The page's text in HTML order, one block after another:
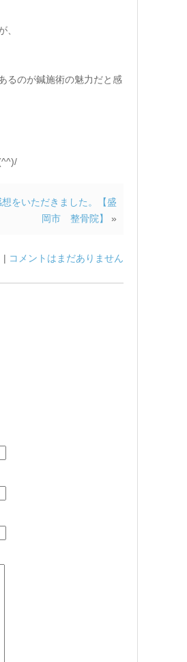
、
るのが鍼施術の魅力だと感
をいただきました。【盛
岡市 整骨院】
»
| コメントはまだありません